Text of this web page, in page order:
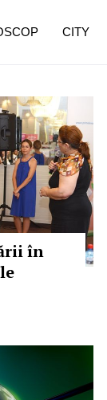
în
CITY
în vârstă